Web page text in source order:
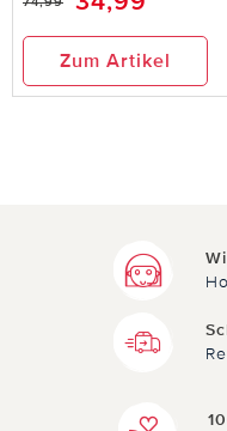
Zum Artikel